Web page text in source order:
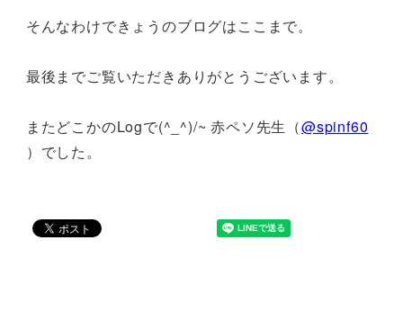
そんなわけできょうのブログはここまで。
最後までご覧いただきありがとうございます。
またどこかのLogで(^_^)/~ 赤ペソ先生（@spinf60
）でした。